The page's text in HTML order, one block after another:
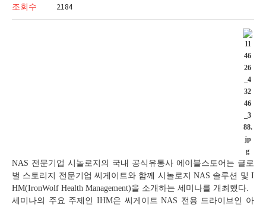
조회수
2184
NAS 전문기업 시놀로지의 국내 공식유통사 에이블스토어는 글로
벌 스토리지 전문기업 씨게이트와 함께 시놀로지 NAS 솔루션 및 I
HM(IronWolf Health Management)을 소개하는 세미나를 개최했다.
세미나의 주요 주제인 IHM은 씨게이트 NAS 전용 드라이브인 아